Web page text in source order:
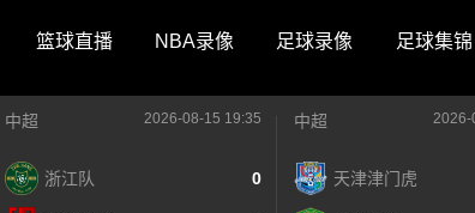
篮球直播 NBA录像 足球录像 足球集锦
中超 2026-08-15 19:35
浙江队 0
中超 2026-
天津津门虎